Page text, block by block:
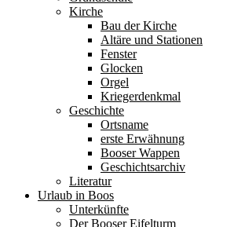
Kirche
Bau der Kirche
Altäre und Stationen
Fenster
Glocken
Orgel
Kriegerdenkmal
Geschichte
Ortsname
erste Erwähnung
Booser Wappen
Geschichtsarchiv
Literatur
Urlaub in Boos
Unterkünfte
Der Booser Eifelturm